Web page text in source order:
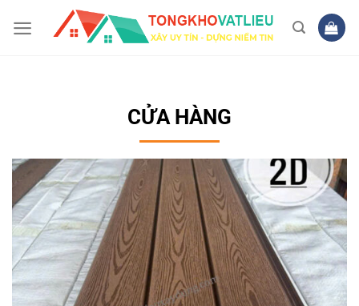
qua
CỬA HÀNG